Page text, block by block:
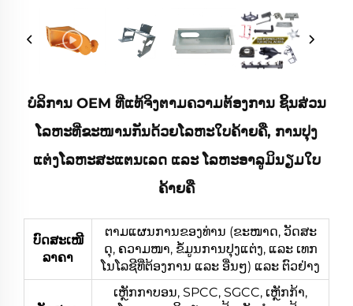
ບໍລິການ OEM ທີ່ແທ້ຈິງຕາມຄວາມຕ້ອງການ ຊິ້ນສ່ວນ
ໂລຫະທີ່ຂະໜານກັນດ້ວຍໂລຫະໃບຄ້າຍຄື, ການປຸງ
ແຕ່ງໂລຫະສະແຕນເລດ ແລະ ໂລຫະອາລູມິນຽມໃບ
ຄ້າຍຄື
ບົດສະເໜີ
ລາຄາ
ຕາມແຜນການຂອງທ່ານ (ຂະໜາດ, ວັດສະ
ດຸ, ຄວາມໜາ, ຂໍ້ມູນການປຸງແຕ່ງ, ແລະ ເທກ
ໂນໂລຊີທີ່ຕ້ອງການ ແລະ ອື່ນໆ) ແລະ ຕົວຢ່າງ
ເຫຼັກກາບອນ, SPCC, SGCC, ເຫຼັກກ້າ,